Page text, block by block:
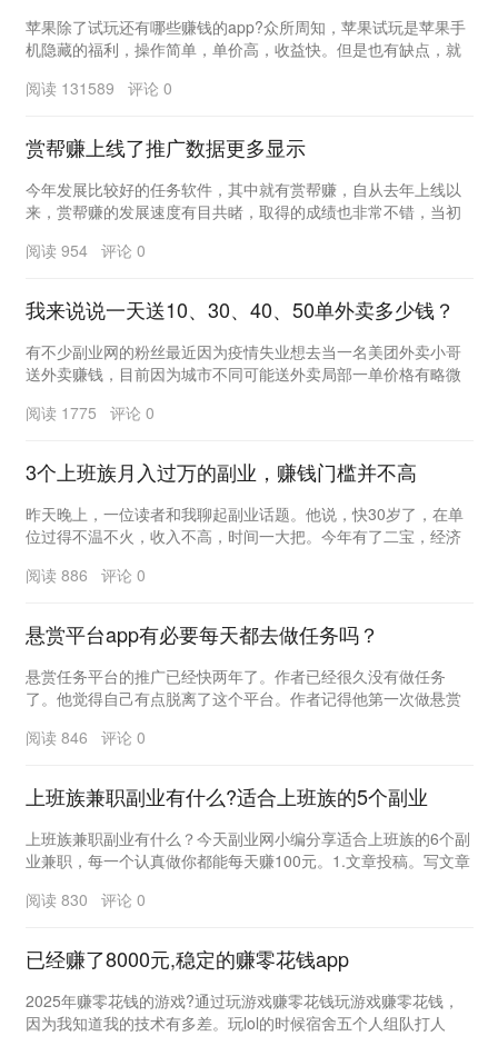
苹果除了试玩还有哪些赚钱的app?众所周知，苹果试玩是苹果手
机隐藏的福利，操作简单，单价高，收益快。但是也有缺点，就
阅读 131589 评论 0
赏帮赚上线了推广数据更多显示
今年发展比较好的任务软件，其中就有赏帮赚，自从去年上线以
来，赏帮赚的发展速度有目共睹，取得的成绩也非常不错，当初
阅读 954 评论 0
我来说说一天送10、30、40、50单外卖多少钱？
有不少副业网的粉丝最近因为疫情失业想去当一名美团外卖小哥
送外卖赚钱，目前因为城市不同可能送外卖局部一单价格有略微
阅读 1775 评论 0
3个上班族月入过万的副业，赚钱门槛并不高
昨天晚上，一位读者和我聊起副业话题。他说，快30岁了，在单
位过得不温不火，收入不高，时间一大把。今年有了二宝，经济
阅读 886 评论 0
悬赏平台app有必要每天都去做任务吗？
悬赏任务平台的推广已经快两年了。作者已经很久没有做任务
了。他觉得自己有点脱离了这个平台。作者记得他第一次做悬赏
阅读 846 评论 0
上班族兼职副业有什么?适合上班族的5个副业
上班族兼职副业有什么？今天副业网小编分享适合上班族的6个副
业兼职，每一个认真做你都能每天赚100元。1.文章投稿。写文章
阅读 830 评论 0
已经赚了8000元,稳定的赚零花钱app
2025年赚零花钱的游戏?通过玩游戏赚零花钱玩游戏赚零花钱，
因为我知道我的技术有多差。玩lol的时候宿舍五个人组队打人